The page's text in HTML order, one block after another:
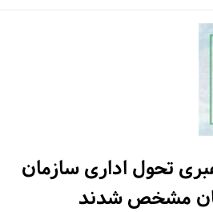
تحول اداری سازمان
مشخص شدند